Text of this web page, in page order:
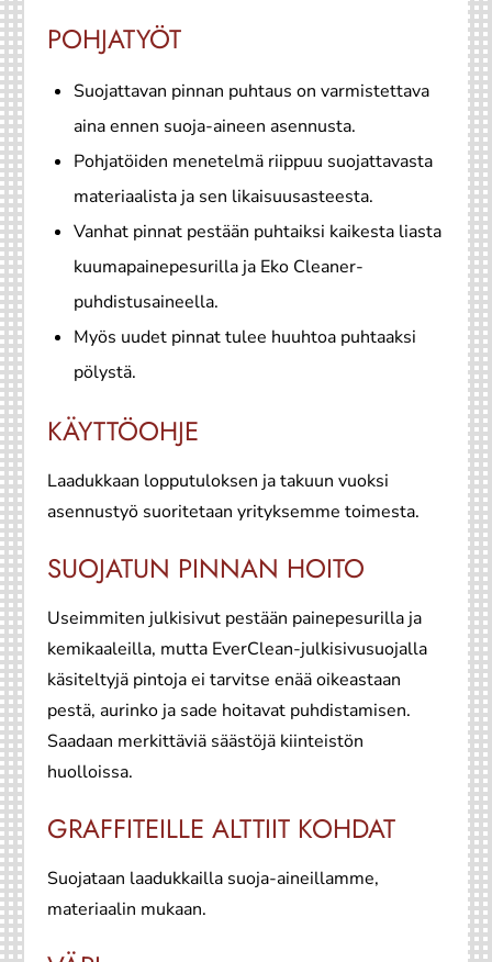
POHJATYÖT
Suojattavan pinnan puhtaus on varmistettava
aina ennen suoja-aineen asennusta.
Pohjatöiden menetelmä riippuu suojattavasta
materiaalista ja sen likaisuusasteesta.
Vanhat pinnat pestään puhtaiksi kaikesta liasta
kuumapainepesurilla ja Eko Cleaner-
puhdistusaineella.
Myös uudet pinnat tulee huuhtoa puhtaaksi
pölystä.
KÄYTTÖOHJE
Laadukkaan lopputuloksen ja takuun vuoksi
asennustyö suoritetaan yrityksemme toimesta.
SUOJATUN PINNAN HOITO
Useimmiten julkisivut pestään painepesurilla ja
kemikaaleilla, mutta EverClean-julkisivusuojalla
käsiteltyjä pintoja ei tarvitse enää oikeastaan
pestä, aurinko ja sade hoitavat puhdistamisen.
Saadaan merkittäviä säästöjä kiinteistön
huolloissa.
GRAFFITEILLE ALTTIIT KOHDAT
Suojataan laadukkailla suoja-aineillamme,
materiaalin mukaan.